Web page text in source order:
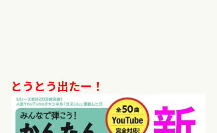
とうとう出たー！